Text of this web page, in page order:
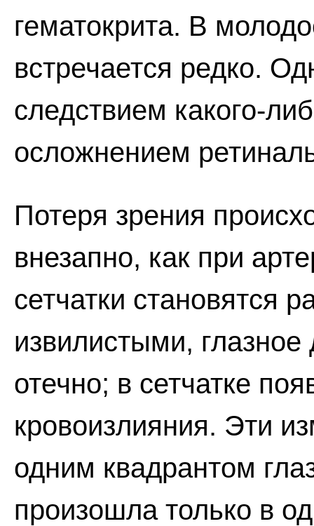
гематокрита. В
встречается редко.
следствием какого-
осложнением
Потеря зрения
внезапно, как при
сетчатки становятся
извилистыми,
отечно; в сетчатке
кровоизлияния. Эти
одним квадрантом
произошла только в